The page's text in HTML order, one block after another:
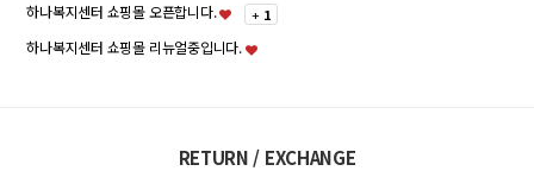
하나복지센터 쇼핑몰 오픈합니다.
+ 1
하나복지센터 쇼핑몰 리뉴얼중입니다.
RETURN / EXCHANGE